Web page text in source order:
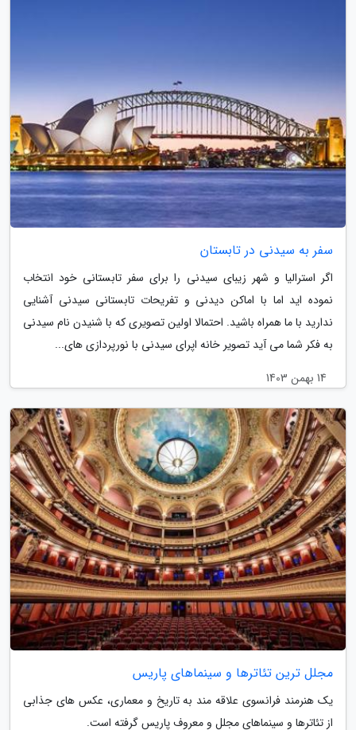
سفر به سیدنی در تابستان
اگر استرالیا و شهر زیبای سیدنی را برای سفر تابستانی خود انتخاب
نموده اید اما با اماکن دیدنی و تفریحات تابستانی سیدنی آشنایی
ندارید با ما همراه باشید. احتمالا اولین تصویری که با شنیدن نام سیدنی
به فکر شما می آید تصویر خانه اپرای سیدنی با نورپردازی های...
14 بهمن 1403
مجلل ترین تئاترها و سینماهای پاریس
یک هنرمند فرانسوی علاقه مند به تاریخ و معماری، عکس های جذابی
از تئاترها و سینماهای مجلل و معروف پاریس گرفته است.